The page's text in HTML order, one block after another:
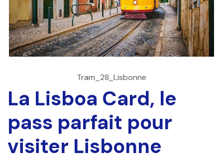
Tram_28_Lisbonne
La Lisboa Card, le
pass parfait pour
visiter Lisbonne